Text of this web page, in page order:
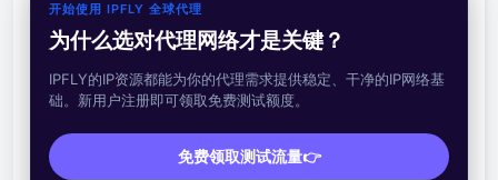
开始使用 IPFLY 全球代理
为什么选对代理网络才是关键？
IPFLY的IP资源都能为你的代理需求提供稳定、干净的IP网络基
础。新用户注册即可领取免费测试额度。
免费领取测试流量👉